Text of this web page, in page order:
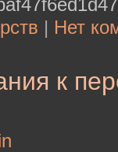
| Нет
к